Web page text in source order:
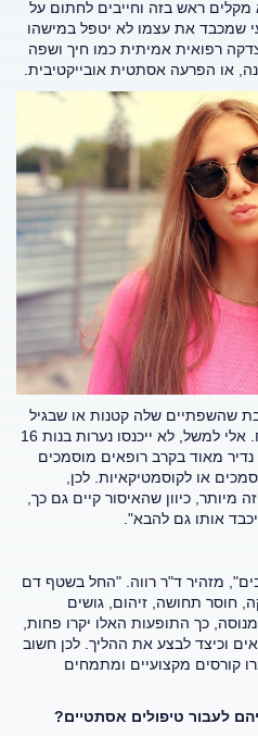
ראש בזה וחייבים לחתום על
שמכבד את עצמו לא יטפל במישהו
לכך הצדקה רפואית אמיתית כמו חיך ושפה
או הפרעה אסתטית אובייקטיבית.
שהשפתיים שלה קטנות או שבגיל
16 היא לא רוצה קמטים על המצח. אלי למשל, לא ייכנסו נערות בנות 16
נדיר מאוד בקרב רופאים מוסמכים
או לקוסמטיקאיות. לכן,
מיותר, כיוון שהאיסור קיים גם כך,
אותו גם להבא".
מזהיר ד"ר רווה. "החל בשטף דם
חוסר תחושה, זיהום, גושים
כך התופעות האלו יקרו פחות,
וכיצד לבצע את ההליך. לכן חשוב
קורסים מקצועיים ומתמחים
לעבור טיפולים אסתטיים?